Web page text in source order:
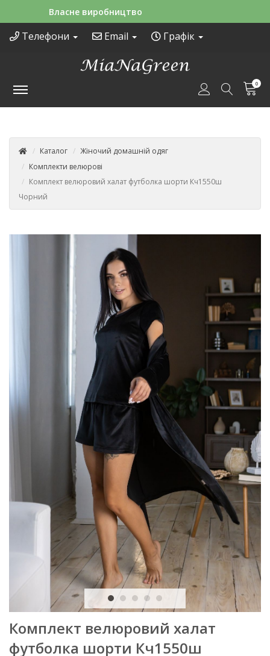
Зручні способи оплати
Телефони Email Графік
0
Каталог
Жіночий домашній одяг
Комплекти велюрові
Комплект велюровий халат футболка шорти Кч1550ш
Чорний
Комплект велюровий халат
футболка шорти Кч1550ш